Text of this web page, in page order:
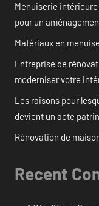
Menuiserie
pour un
Matériaux en
Entreprise de
moderniser votre
Les raisons pour
devient un acte
Rénovation de
Recent